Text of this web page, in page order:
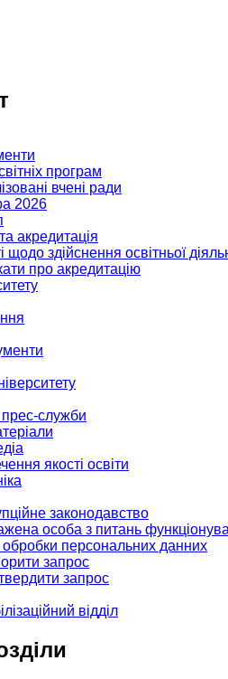
програм
вчені ради
2026
акредитація
щодо здійснення освітньої
про акредитацію
прес-служби
якості освіти
законодавство
особа з питань
обробки персональних данних
запрос
запрос
відділ